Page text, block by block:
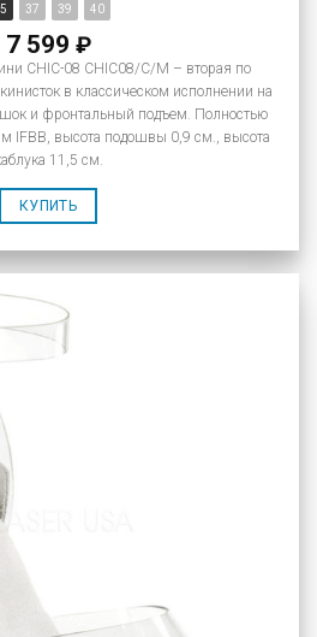
37 39 40
7 599 ₽
CHIC-08 CHIC08/C/M – вторая по
в классическом исполнении на
и фронтальный подъем. Полностью
IFBB, высота подошвы 0,9 см., высота
11,5 см.
КУПИТЬ